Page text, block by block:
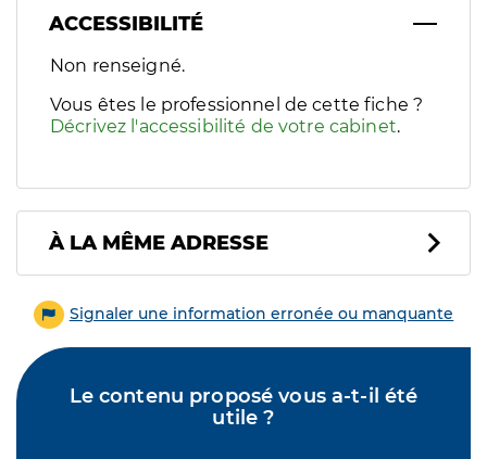
ACCESSIBILITÉ
Filtres
Sélectionnez un ou plusieurs handicaps/besoins
Non renseigné.
Vous êtes le professionnel de cette fiche ?
Décrivez l'accessibilité de votre cabinet.
À LA MÊME ADRESSE
Signaler une information erronée ou manquante
Le contenu proposé vous a-t-il été
utile ?